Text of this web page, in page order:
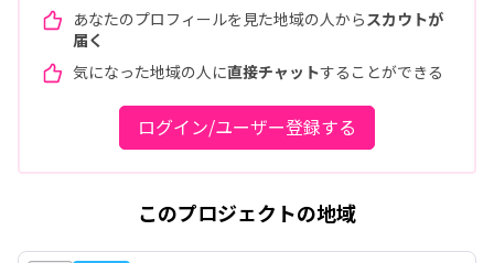
あなたのプロフィールを見た地域の人から スカウトが
届く
気になった地域の人に直接チャットすることができる
ログイン/ユーザー登録する
このプロジェクトの地域